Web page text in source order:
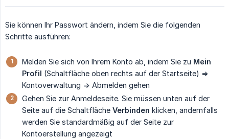
Sie können Ihr Passwort ändern, indem Sie die folgenden
Schritte ausführen:
Melden Sie sich von Ihrem Konto ab, indem Sie zu Mein
Profil (Schaltfläche oben rechts auf der Startseite) =>
Kontoverwaltung => Abmelden gehen
Gehen Sie zur Anmeldeseite. Sie müssen unten auf der
Seite auf die Schaltfläche Verbinden klicken, andernfalls
werden Sie standardmäßig auf der Seite zur
Kontoerstellung angezeigt